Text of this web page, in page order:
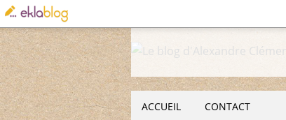
ACCUEIL CONTACT